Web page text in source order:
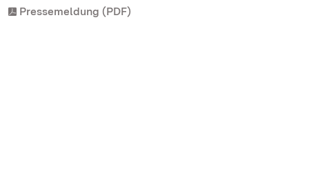
Pressemeldung (PDF)